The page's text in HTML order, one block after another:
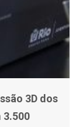
3D dos
3.500